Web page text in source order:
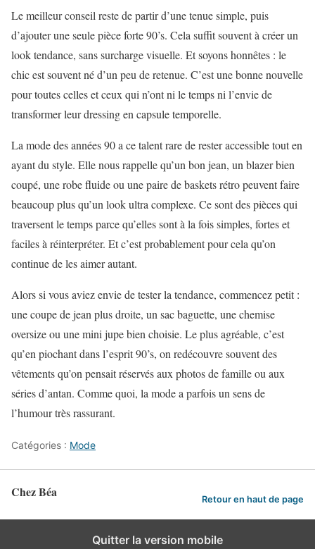
Le meilleur conseil reste de partir d’une tenue simple, puis
d’ajouter une seule pièce forte 90’s. Cela suffit souvent à créer un
look tendance, sans surcharge visuelle. Et soyons honnêtes : le
chic est souvent né d’un peu de retenue. C’est une bonne nouvelle
pour toutes celles et ceux qui n’ont ni le temps ni l’envie de
transformer leur dressing en capsule temporelle.
La mode des années 90 a ce talent rare de rester accessible tout en
ayant du style. Elle nous rappelle qu’un bon jean, un blazer bien
coupé, une robe fluide ou une paire de baskets rétro peuvent faire
beaucoup plus qu’un look ultra complexe. Ce sont des pièces qui
traversent le temps parce qu’elles sont à la fois simples, fortes et
faciles à réinterpréter. Et c’est probablement pour cela qu’on
continue de les aimer autant.
Alors si vous aviez envie de tester la tendance, commencez petit :
une coupe de jean plus droite, un sac baguette, une chemise
oversize ou une mini jupe bien choisie. Le plus agréable, c’est
qu’en piochant dans l’esprit 90’s, on redécouvre souvent des
vêtements qu’on pensait réservés aux photos de famille ou aux
séries d’antan. Comme quoi, la mode a parfois un sens de
l’humour très rassurant.
Catégories : Mode
Chez Béa Retour en haut de page
Quitter la version mobile